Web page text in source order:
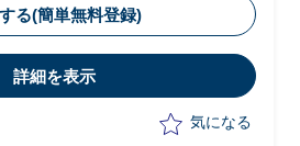
、業務プロセスおよびガバナンスの
化
：要件定義(～2023年4月予
設計以降はITベンダー発注予定
る(簡単無料登録)
詳細を表示
気になる